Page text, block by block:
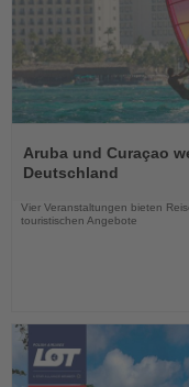
Sie
die
Aruba und Curaçao
Deutschland
Vier Veranstaltungen bieten
touristischen Angebote